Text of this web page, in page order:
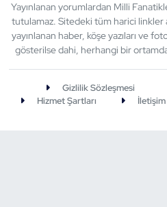
Yayınlanan yorumlardan Milli
tutulamaz. Sitedeki tüm harici linkler
yayınlanan haber, köşe yazıları ve
gösterilse dahi, herhangi bir
Gizlilik Sözleşmesi
Hizmet Şartları
İletişim